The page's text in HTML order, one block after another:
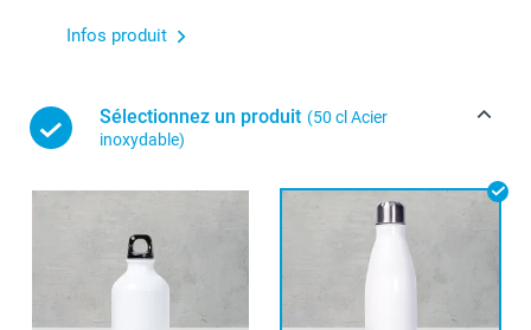
Infos produit
Sélectionnez un produit (50 cl Acier
inoxydable)